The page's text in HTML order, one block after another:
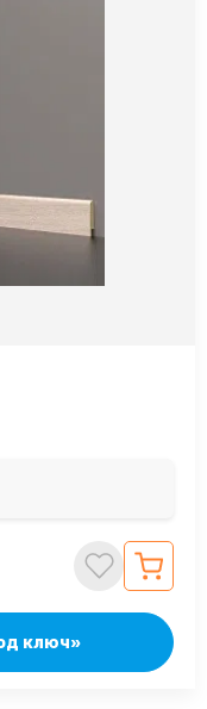
ключ»